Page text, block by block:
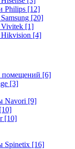
Philips [12]
[20]
Vivitek [1]
[4]
помещений [6]
[3]
Navori [9]
[10]
[10]
Spinetix [16]